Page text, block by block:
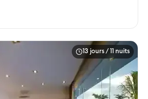
13 jours / 11 nuits